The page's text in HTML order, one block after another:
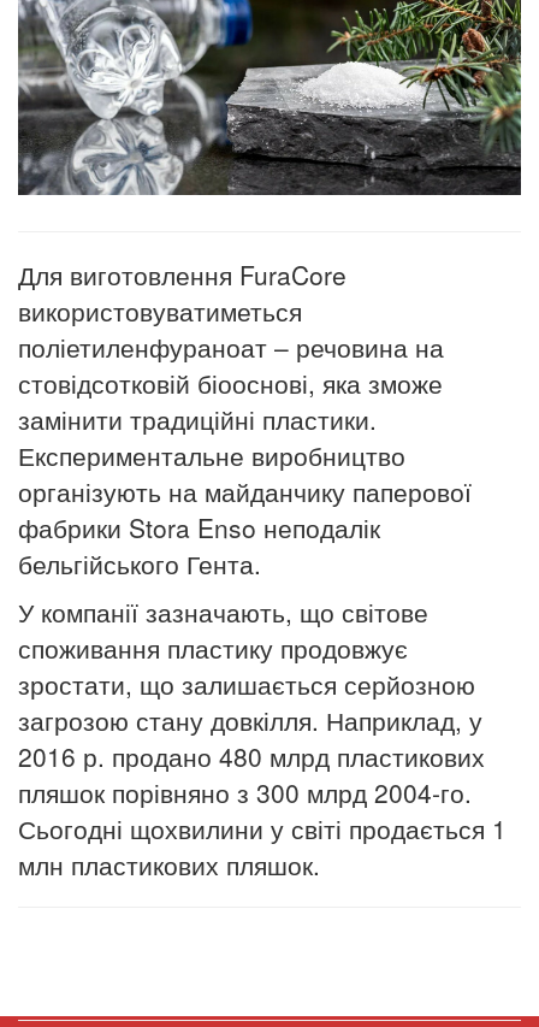
Для виготовлення FuraCore
використовуватиметься
поліетиленфураноат – речовина на
стовідсотковій біооснові, яка зможе
замінити традиційні пластики.
Експериментальне виробництво
організують на майданчику паперової
фабрики Stora Enso неподалік
бельгійського Гента.
У компанії зазначають, що світове
споживання пластику продовжує
зростати, що залишається серйозною
загрозою стану довкілля. Наприклад, у
2016 р. продано 480 млрд пластикових
пляшок порівняно з 300 млрд 2004-го.
Сьогодні щохвилини у світі продається 1
млн пластикових пляшок.